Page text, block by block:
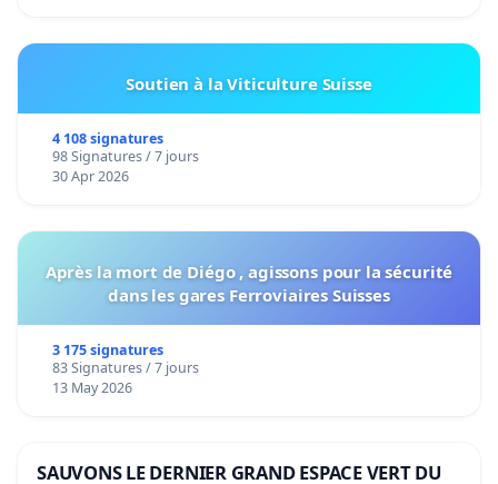
Soutien à la Viticulture Suisse
4 108 signatures
98 Signatures / 7 jours
30 Apr 2026
Après la mort de Diégo , agissons pour la sécurité
dans les gares Ferroviaires Suisses
3 175 signatures
83 Signatures / 7 jours
13 May 2026
SAUVONS LE DERNIER GRAND ESPACE VERT DU